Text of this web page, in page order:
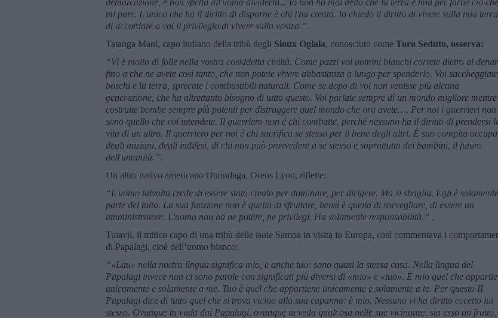
mi pare. L'unico che ha il diritto di disporne è chi l'ha creata. Io chiedo il diritto di vivere sulla mia
di accordare a voi il privilegio di vivere sulla vostra.”.
Tatanga Mani, capo indiano della tribù degli Sioux Oglala, conosciuto come Toro Seduto, osserva:
“Vi è molto di folle nella vostra cosiddetta civiltà. Come pazzi voi uomini bianchi correte dietro al
fino a che ne avete così tanto, che non potete vivere abbastanza a lungo per spenderlo. Voi
boschi e la terra, sprecate i combustibili naturali. Come se dopo di voi non venisse più alcuna
generazione, che ha altrettanto bisogno di tutto questo. Voi parlate sempre di un mondo migliore mentre
costruite bombe sempre più potenti per distruggere quel mondo che ora avete…. Per noi i guerrieri non
sono quello che voi intendete. Il guerriero non é chi combatte, perché nessuno ha il diritto di prendersi
vita di un altro. Il guerriero per noi é chi sacrifica se stesso per il bene degli altri. È suo compito
degli anziani, degli indifesi, di chi non può provvedere a se stesso e soprattutto dei bambini, il futuro
dell'umanità.”.
Un altro nativo americano Onondaga, Orens Lyon, riflette:
“L'uomo talvolta crede di essere stato creato per dominare, per dirigere. Ma si sbaglia. Egli è solamente
parte del tutto. La sua funzione non è quella di sfruttare, bensì è quella di sorvegliare, di essere un
amministratore. L'uomo non ha ne potere, ne privilegi. Ha solamente responsabilità.” .
Tuiavii, il mitico capo di una tribù delle isole Samoa in visita in Europa, così commentava i
di Papalagi, cioè dell’uomo bianco:
“«Lau» nella nostra lingua significa mio, e anche tuo: sono quasi la stessa cosa. Nella lingua del
Papalagi invece non ci sono parole con significati più diversi di «mio» e «tuo». È mio quel che
unicamente e solamente a me. Tuo è quel che appartiene unicamente e solamente a te. Per questo II
Papalagi dice di tutto quel che si trova vicino alla sua capanna: è mio. Nessuno vi ha diritto eccetto lui
stesso. Ovunque tu vada dai Papalagi, ovunque tu veda qualcosa nelle sue vicinanze, sia esso un frutto,